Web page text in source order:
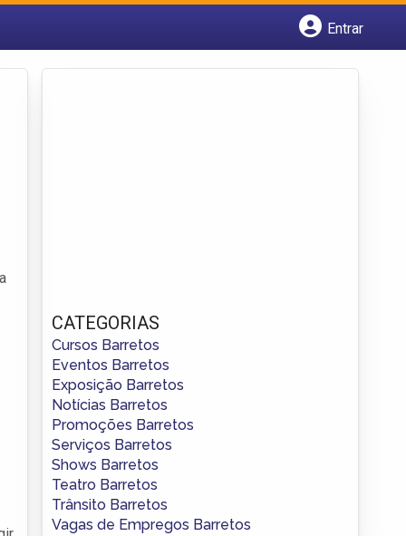
Entrar
CATEGORIAS
Cursos Barretos
Eventos Barretos
Exposição Barretos
Notícias Barretos
Promoções Barretos
Serviços Barretos
Shows Barretos
Teatro Barretos
Trânsito Barretos
Vagas de Empregos Barretos